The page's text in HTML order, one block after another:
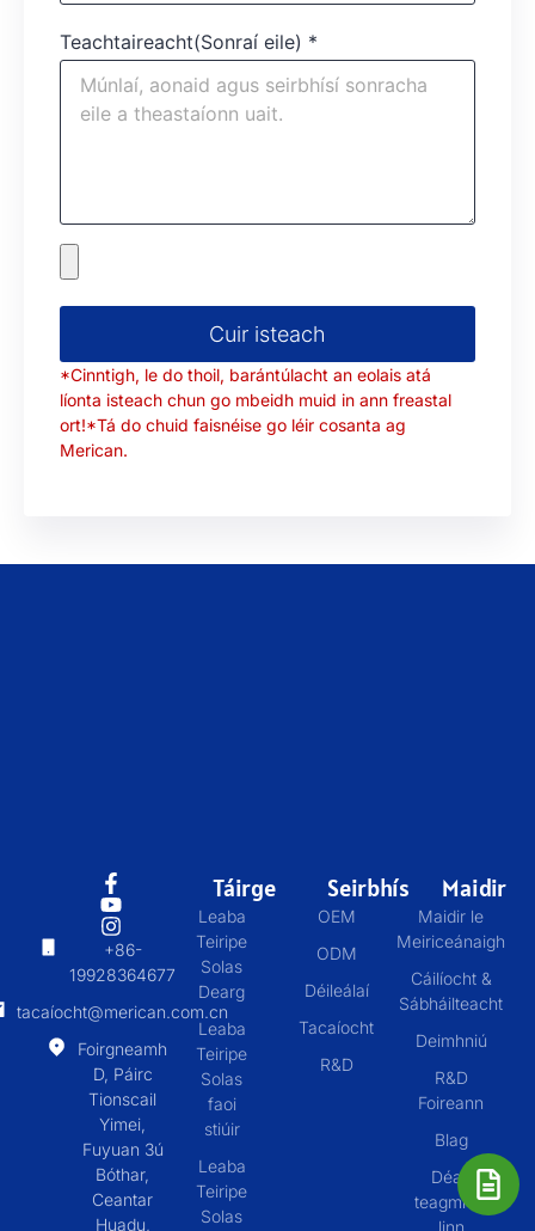
Teachtaireacht(Sonraí eile) *
Cuir isteach
*Cinntigh, le do thoil, barántúlacht an eolais atá
líonta isteach chun go mbeidh muid in ann freastal
ort!*Tá do chuid faisnéise go léir cosanta ag
Merican.
+86-
19928364677
tacaíocht@merican.com.cn
Foirgneamh
D, Páirc
Tionscail
Yimei,
Fuyuan 3ú
Bóthar,
Ceantar
Huadu,
Táirge
Leaba
Teiripe
Solas
Dearg
Leaba
Teiripe
Solas
faoi
stiúir
Leaba
Teiripe
Solas
Seirbhís
OEM
ODM
Déileálaí
Tacaíocht
R&D
Maidir
Maidir le
Meiriceánaigh
Cáilíocht &
Sábháilteacht
Deimhniú
R&D
Foireann
Blag
Déan
teagmháil
linn